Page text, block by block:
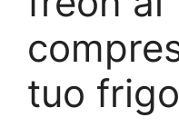
tuo